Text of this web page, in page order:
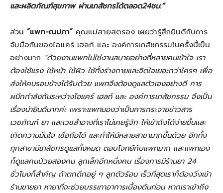
และผลิตภัณฑ์สุขภาพ ผ่านเภสัชกรได้ตลอด24ชม.”
ส่วน “แพท-ณปภา” คุณแม่สายสตรอง เผยว่ารู้สึกยินดีกับการ
จับมือกันของไอแคร์ เฮลท์ และ องค์การเภสัชกรรมในครั้งนี้เป็น
อย่างมาก “ด้วยงานแพทไม่ใช่งานสบายอย่างที่หลายคนเข้าใจ เรา
ต้องใช้แรง ใช้หน้า ใช้ผิว ใช้ทั้งร่างกายและจิตใจเยอะกว่าใครๆ เพื่อ
ส่งให้คนรอบข้างได้รับด้วย แพทจึงต้องดูแลตัวเองอย่างดี การ
ผนึกกำลังกันระหว่างไอแคร์ เฮลท์ และ องค์การเภสัชกรรม จึงเป็น
เรื่องน่ายินดีมากค่ะ เพราะแพทมองว่าเป็นการกระจายข่าวสาร
เวชภัณฑ์ ยา และเวชสำอางที่เราไม่เคยรู้จัก ให้เข้าถึงได้ง่ายขึ้นและ
เกิดความมั่นใจ เชื่อถือได้ และทำให้มีหลายสาขามากขึ้นด้วย อีกทั้ง
ทุกสาขามีเภสัชกรดูแลทั้งหมด ตอบโจทย์กับแพทมาก และแพทเอง
ก็ดูแลคนป่วยสองคน ลูกเล็กอีกหนึ่งคน เรื่องการมีร้านยา 24
ชั่วโมงก็สำคัญ ถ้าตกดึกอยู่ ๆ ลูกตัวร้อน เร็วที่สุดเราก็ต้องวิ่งเข้า
ร้านขายยา หายาที่จะช่วยบรรเทาอาการเบื้องต้นก่อน หากเราเข้าถึง